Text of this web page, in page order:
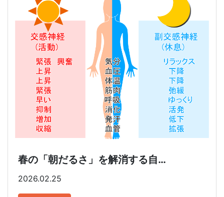
春の「朝だるさ」を解消する自…
2026.02.25